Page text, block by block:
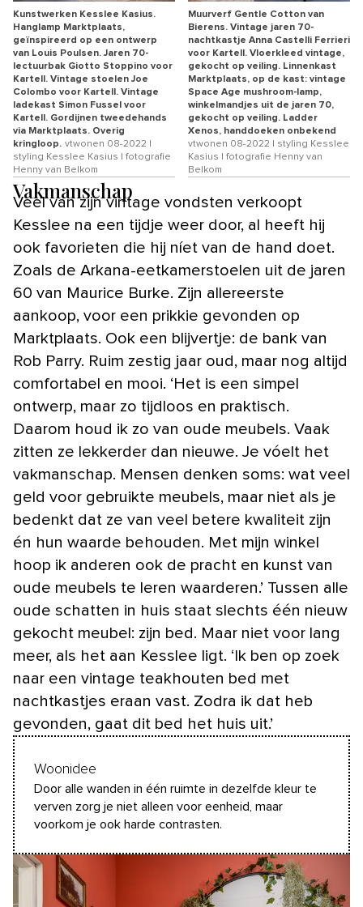
Kunstwerken Kesslee Kasius.
Hanglamp Marktplaats,
geïnspireerd op een ontwerp
van Louis Poulsen. Jaren 70-
lectuurbak Giotto Stoppino voor
Kartell. Vintage stoelen Joe
Colombo voor Kartell. Vintage
ladekast Simon Fussel voor
Kartell. Gordijnen tweedehands
via Marktplaats. Overig
kringloop. vtwonen 08-2022 |
styling Kesslee Kasius | fotografie
Henny van Belkom
Muurverf Gentle Cotton van
Bierens. Vintage jaren 70-
nachtkastje Anna Castelli Ferrieri
voor Kartell. Vloerkleed vintage,
gekocht op veiling. Linnenkast
Marktplaats, op de kast: vintage
Space Age mushroom-lamp,
winkelmandjes uit de jaren 70,
gekocht op veiling. Ladder
Xenos, handdoeken onbekend
vtwonen 08-2022 | styling Kesslee
Kasius | fotografie Henny van
Belkom
Vakmanschap
Veel van zijn vintage vondsten verkoopt
Kesslee na een tijdje weer door, al heeft hij
ook favorieten die hij níet van de hand doet.
Zoals de Arkana-eetkamerstoelen uit de jaren
60 van Maurice Burke. Zijn allereerste
aankoop, voor een prikkie gevonden op
Marktplaats. Ook een blijvertje: de bank van
Rob Parry. Ruim zestig jaar oud, maar nog altijd
comfortabel en mooi. ‘Het is een simpel
ontwerp, maar zo tijdloos en praktisch.
Daarom houd ik zo van oude meubels. Vaak
zitten ze lekkerder dan nieuwe. Je vóelt het
vakmanschap. Mensen denken soms: wat veel
geld voor gebruikte meubels, maar niet als je
bedenkt dat ze van veel betere kwaliteit zijn
én hun waarde behouden. Met mijn winkel
hoop ik anderen ook de pracht en kunst van
oude meubels te leren waarderen.’ Tussen alle
oude schatten in huis staat slechts één nieuw
gekocht meubel: zijn bed. Maar niet voor lang
meer, als het aan Kesslee ligt. ‘Ik ben op zoek
naar een vintage teakhouten bed met
nachtkastjes eraan vast. Zodra ik dat heb
gevonden, gaat dit bed het huis uit.’
Woonidee
Door alle wanden in één ruimte in dezelfde kleur te
verven zorg je niet alleen voor eenheid, maar
voorkom je ook harde contrasten.